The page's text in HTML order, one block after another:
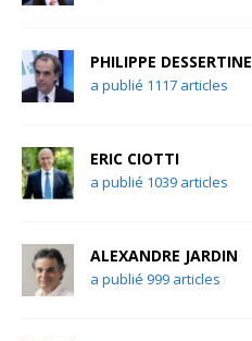
PHILIPPE DESSERTINE
a publié 1117 articles
ERIC CIOTTI
a publié 1039 articles
ALEXANDRE JARDIN
a publié 999 articles